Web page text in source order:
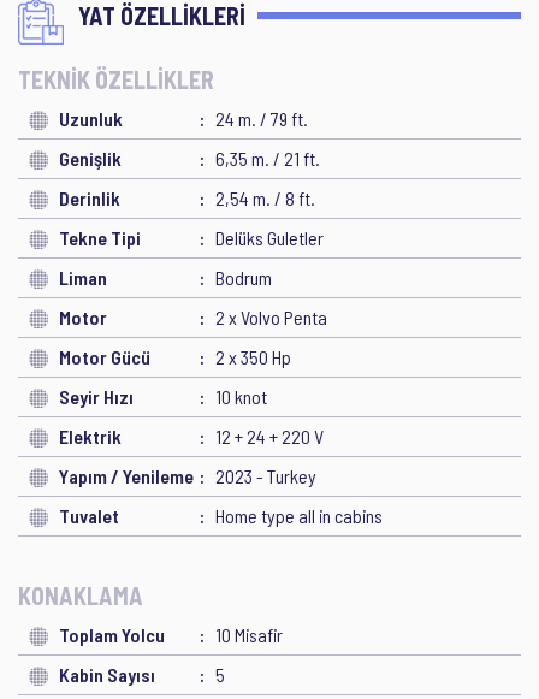
YAT ÖZELLİKLERİ
TEKNİK ÖZELLİKLER
Uzunluk
24 m. / 79 ft.
Genişlik
6,35 m. / 21 ft.
Derinlik
2,54 m. / 8 ft.
Tekne Tipi
Delüks Guletler
Liman
Bodrum
Motor
2 x Volvo Penta
Motor Gücü
2 x 350 Hp
Seyir Hızı
10 knot
Elektrik
12 + 24 + 220 V
Yapım / Yenileme
2023 - Turkey
Tuvalet
Home type all in cabins
KONAKLAMA
Toplam Yolcu
10 Misafir
Kabin Sayısı
5